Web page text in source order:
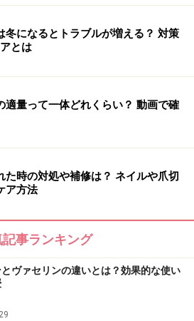
うにして。
2：化粧水でたっぷり水分
割を果たしているのが、表皮の
。ラップ一枚ほどの薄さといわれ
満たすことこそが、潤い美肌への
酸やコラーゲン、セラミドなど水
合したものを選びましょう。
の水分がどんどん蒸発して逃げて
しむつもりで、直ちに水分補給
冬になるとトラブルが増える？ 対策
とは
適量って一体どれくらい？ 動画で確
た時の対処や補修は？ ネイルや爪切
ア方法
記事ランキング
ヴァセリンの違いとは？効果的な使い